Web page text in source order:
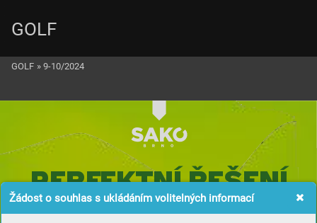
Žádost o souhlas s ukládáním volitelných informací
PERFEKTNÍ ŘEŠENÍ
PRO PODNIKATELE
GOLF
GOLF » 9-10/2024